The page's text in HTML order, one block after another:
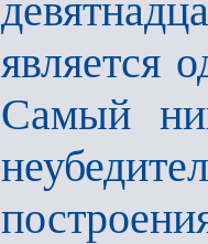
является
Самый